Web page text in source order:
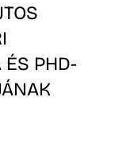
ÉS PHD-